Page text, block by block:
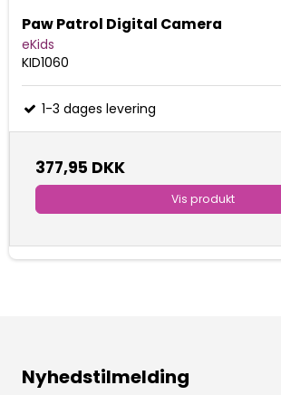
Paw Patrol Digital Camera
eKids
KID1060
1-3 dages levering
377,95 DKK
Vis produkt
Nyhedstilmelding